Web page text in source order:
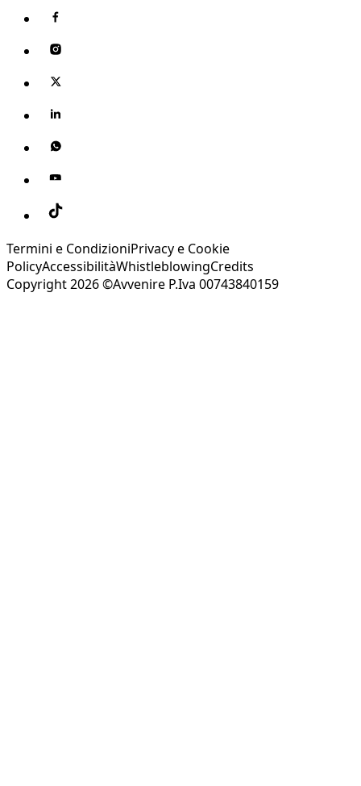
Termini e CondizioniPrivacy e Cookie
PolicyAccessibilitàWhistleblowingCredits
Copyright 2026 ©Avvenire P.Iva 00743840159